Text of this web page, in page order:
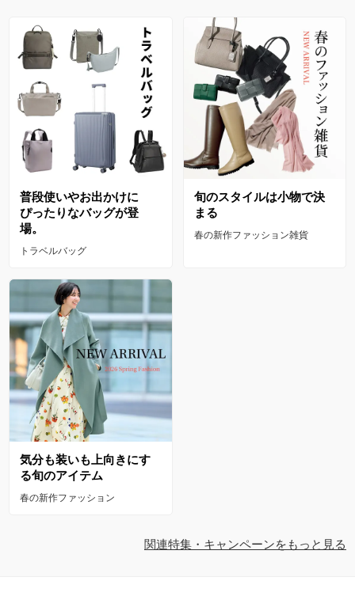
普段使いやお出かけに
ぴったりなバッグが登
場。
トラベルバッグ
旬のスタイルは小物で決
まる
春の新作ファッション雑貨
気分も装いも上向きにす
る旬のアイテム
春の新作ファッション
関連特集・キャンペーンをもっと見る